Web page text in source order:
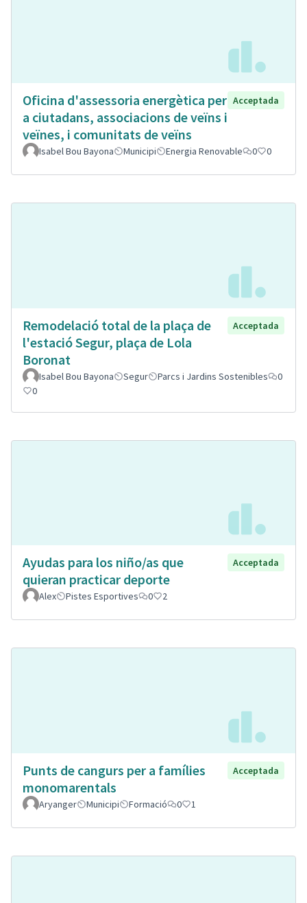
Oficina d'assessoria energètica per
a ciutadans, associacions de veïns i
veïnes, i comunitats de veïns
Acceptada
Isabel Bou Bayona Municipi Energia Renovable 0 0
Remodelació total de la plaça de
l'estació Segur, plaça de Lola
Boronat
Acceptada
Isabel Bou Bayona Segur Parcs i Jardins Sostenibles
0
0
Ayudas para los niño/as que
quieran practicar deporte
Acceptada
Alex Pistes Esportives 0 2
Punts de cangurs per a famílies
monomarentals
Acceptada
Aryanger Municipi Formació 0 1